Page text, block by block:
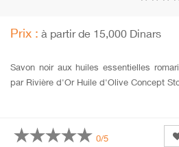
Prix : à partir de 15,000 Dinars
Savon noir aux huiles essentielles
par Rivière d'Or Huile d'Olive Concept
0/5